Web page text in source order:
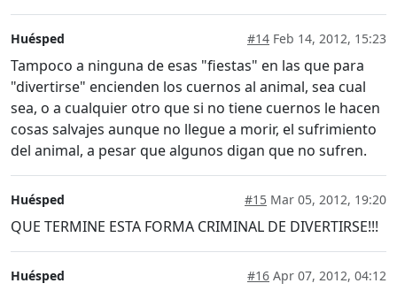
Huésped #14 Feb 14, 2012, 15:23
Tampoco a ninguna de esas "fiestas" en las que para
"divertirse" encienden los cuernos al animal, sea cual
sea, o a cualquier otro que si no tiene cuernos le hacen
cosas salvajes aunque no llegue a morir, el sufrimiento
del animal, a pesar que algunos digan que no sufren.
Huésped #15 Mar 05, 2012, 19:20
QUE TERMINE ESTA FORMA CRIMINAL DE DIVERTIRSE!!!
Huésped #16 Apr 07, 2012, 04:12